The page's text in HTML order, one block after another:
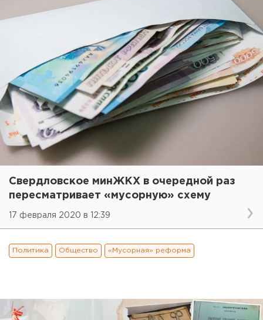
Свердловское минЖКХ в очередной раз
пересматривает «мусорную» схему
17 февраля 2020 в 12:39
Политика Общество «Мусорная» реформа